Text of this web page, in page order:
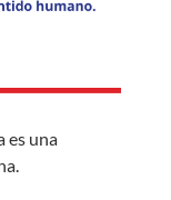
es una